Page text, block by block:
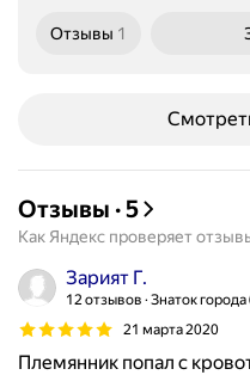
Отзывы 1
Отзывы ·5
Как Яндекс проверяет
Зарият Г.
12 отзывов Знаток города
21 марта 2020
Племянник попал с